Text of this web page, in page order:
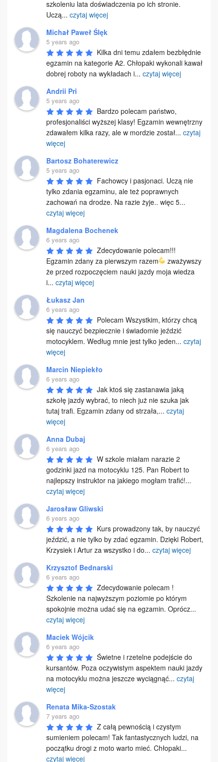
szkoleniu lata doświadczenia po ich stronie.
Uczą... czytaj więcej
Michał Paweł Ślęk
5 years ago
Kilka dni temu zdałem bezbłędnie
egzamin na kategorie A2. Chłopaki wykonali kawał
dobrej roboty na wykładach i... czytaj więcej
Andrii Pri
5 years ago
Bardzo polecam państwo,
profesjonaliści wyższej klasy! Egzamin wewnętrzny
zdawałem kilka razy, ale w mordzie został... czytaj
więcej
Bartosz Bohaterewicz
5 years ago
Fachowcy i pasjonaci. Uczą nie
tylko zdania egzaminu, ale też poprawnych
zachowań na drodze. Na razie żyje.. więc 5...
czytaj więcej
Magdalena Bochenek
6 years ago
Zdecydowanie polecam!!!
Egzamin zdany za pierwszym razem
zważywszy
że przed rozpoczęciem nauki jazdy moja wiedza
i... czytaj więcej
Łukasz Jan
6 years ago
Polecam Wszystkim, którzy chcą
się nauczyć bezpiecznie i świadomie jeździć
motocyklem. Według mnie jest tylko jeden... czytaj
więcej
Marcin Niepiekło
6 years ago
Jak ktoś się zastanawia jaką
szkołę jazdy wybrać, to niech już nie szuka jak
tutaj trafi. Egzamin zdany od strzała,... czytaj
więcej
Anna Dubaj
6 years ago
W szkole miałam narazie 2
godzinki jazd na motocyklu 125. Pan Robert to
najlepszy instruktor na jakiego mogłam trafić!...
czytaj więcej
Jarosław Gliwski
6 years ago
Kurs prowadzony tak, by nauczyć
jeździć, a nie tylko by zdać egzamin. Dzięki Robert,
Krzysiek i Artur za wszystko i do... czytaj więcej
Krzysztof Bednarski
6 years ago
Zdecydowanie polecam !
Szkolenie na najwyższym poziomie po którym
spokojnie można udać się na egzamin. Oprócz...
czytaj więcej
Maciek Wójcik
6 years ago
Świetne i rzetelne podejście do
kursantów. Poza oczywistym aspektem nauki jazdy
na motocyklu można jeszcze wyciągnąć... czytaj
więcej
Renata Mika-Szostak
7 years ago
Z całą pewnością i czystym
sumieniem polecam! Tak fantastycznych ludzi, na
początku drogi z moto warto mieć. Chłopaki...
czytaj więcej